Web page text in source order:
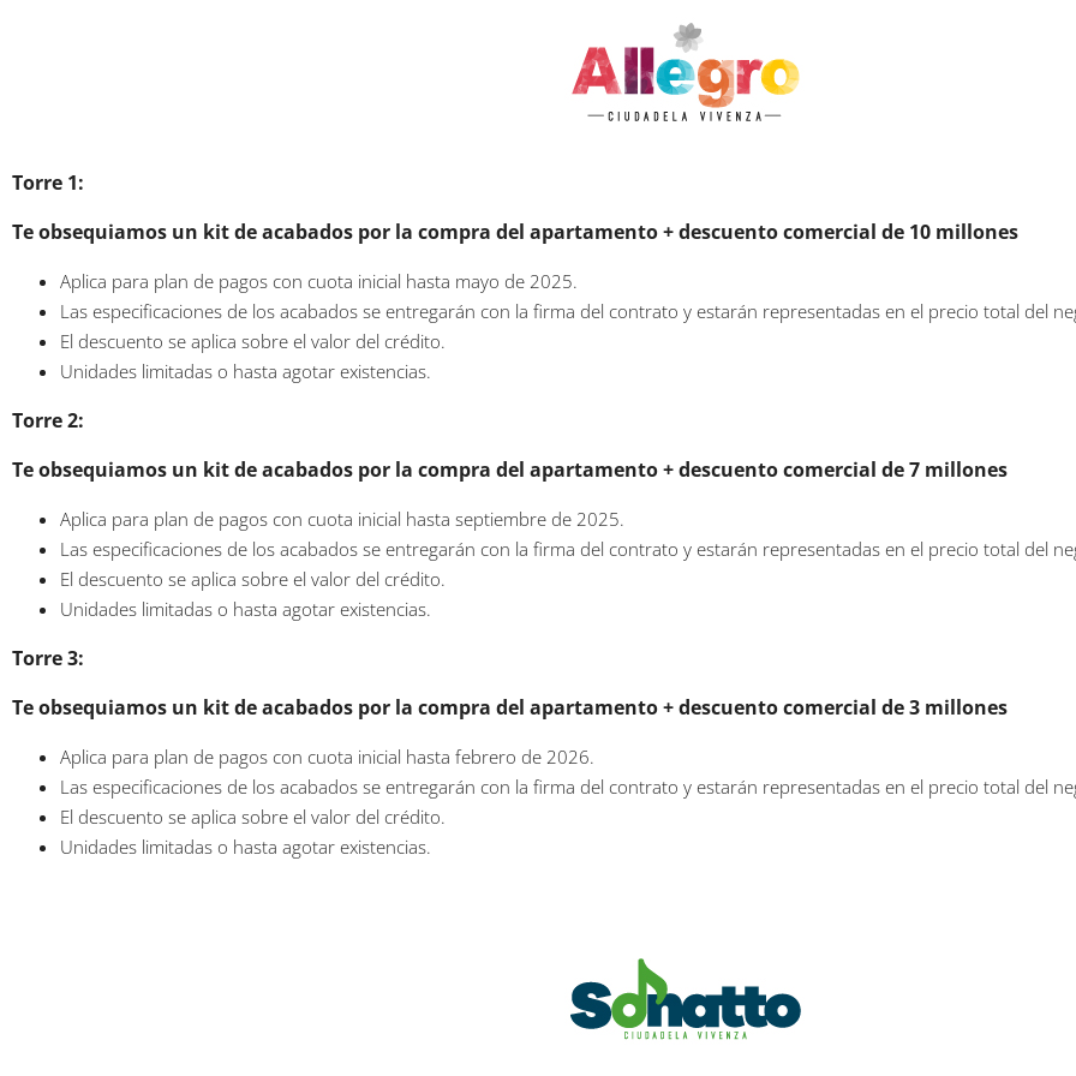
Torre 1:
Te obsequiamos un kit de acabados por la compra del apartamento + descuento comercial de 10 millones
Aplica para plan de pagos con cuota inicial hasta mayo de 2025.
Las especificaciones de los acabados se entregarán con la firma del contrato y estarán representadas en el precio total del
El descuento se aplica sobre el valor del crédito.
Unidades limitadas o hasta agotar existencias.
Torre 2:
Te obsequiamos un kit de acabados por la compra del apartamento + descuento comercial de 7 millones
Aplica para plan de pagos con cuota inicial hasta septiembre de 2025.
Las especificaciones de los acabados se entregarán con la firma del contrato y estarán representadas en el precio total del
El descuento se aplica sobre el valor del crédito.
Unidades limitadas o hasta agotar existencias.
Torre 3:
Te obsequiamos un kit de acabados por la compra del apartamento + descuento comercial de 3 millones
Aplica para plan de pagos con cuota inicial hasta febrero de 2026.
Las especificaciones de los acabados se entregarán con la firma del contrato y estarán representadas en el precio total del
El descuento se aplica sobre el valor del crédito.
Unidades limitadas o hasta agotar existencias.